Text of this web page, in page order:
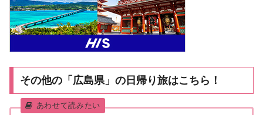
その他の「広島県」の日帰り旅はこちら！